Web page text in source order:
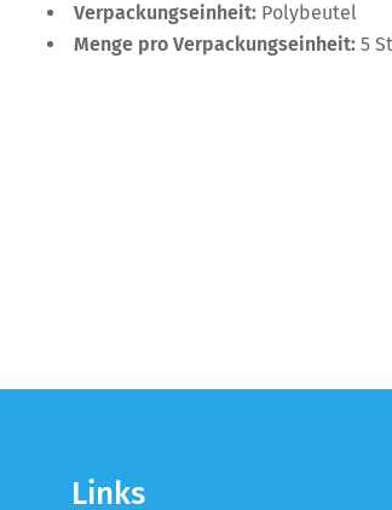
Verpackungseinheit: Polybeutel
Menge pro Verpackungseinheit: 5
Links